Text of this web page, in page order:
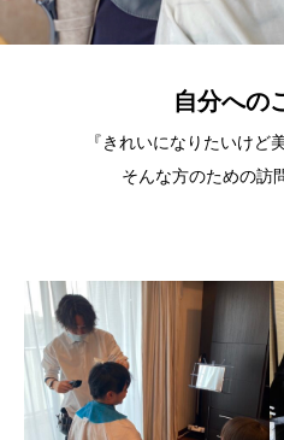
自分への
『きれいになりたいけど
そんな方のための訪